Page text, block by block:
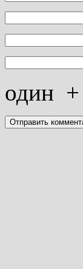
один +